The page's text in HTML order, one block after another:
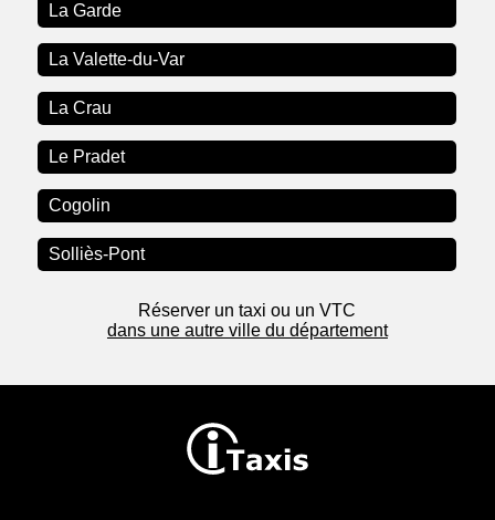
La Garde
La Valette-du-Var
La Crau
Le Pradet
Cogolin
Solliès-Pont
Réserver un taxi ou un VTC
dans une autre ville du département